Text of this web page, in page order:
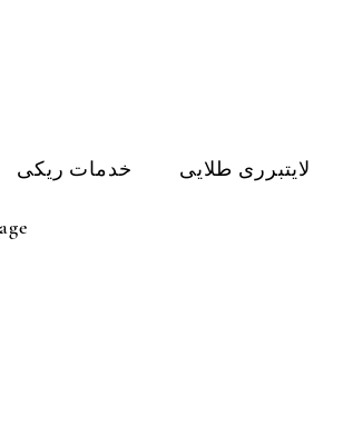
خدمات ریکی لایتبرری طلایی